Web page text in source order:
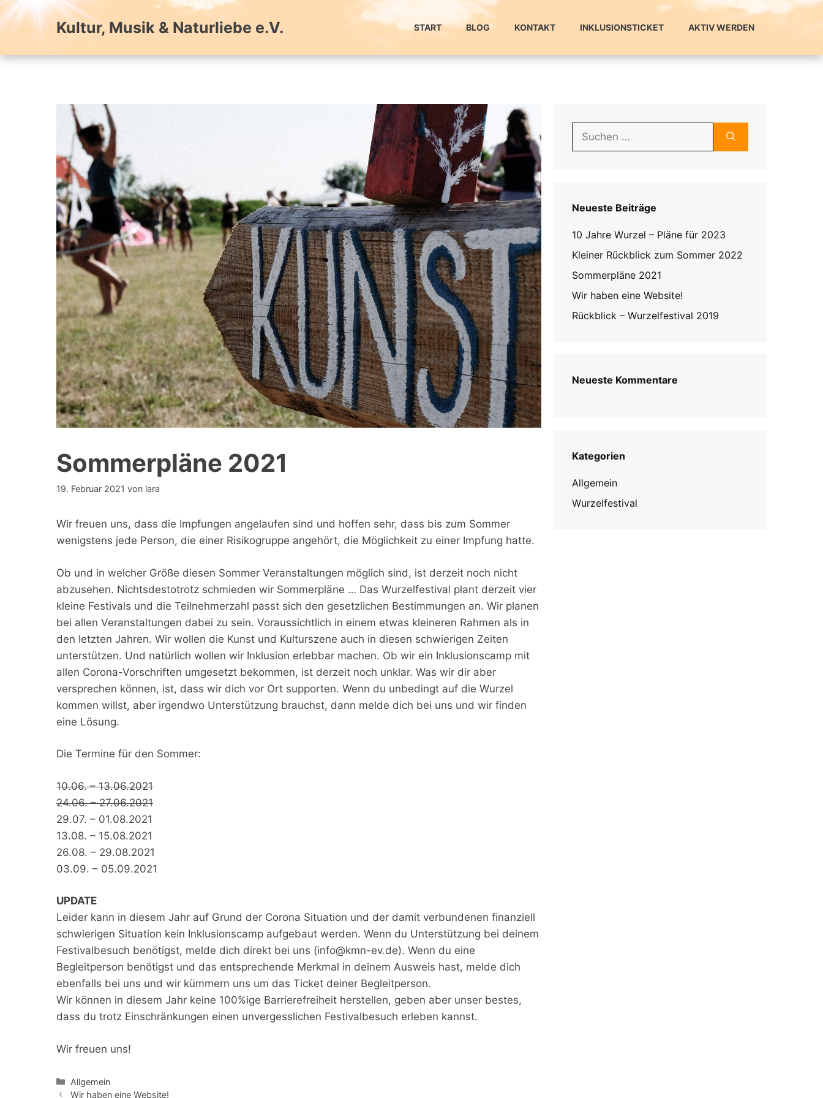
Zum
Inhalt
Kultur, Musik & Naturliebe e.V. START BLOG KONTAKT INKLUSIONSTICKET AKTIV WERDEN
Sommerpläne 2021
19. Februar 2021 von lara
Wir freuen uns, dass die Impfungen angelaufen sind und hoffen sehr, dass bis zum Sommer
wenigstens jede Person, die einer Risikogruppe angehört, die Möglichkeit zu einer Impfung hatte.
Ob und in welcher Größe diesen Sommer Veranstaltungen möglich sind, ist derzeit noch nicht
abzusehen. Nichtsdestotrotz schmieden wir Sommerpläne … Das Wurzelfestival plant derzeit vier
kleine Festivals und die Teilnehmerzahl passt sich den gesetzlichen Bestimmungen an. Wir planen
bei allen Veranstaltungen dabei zu sein. Voraussichtlich in einem etwas kleineren Rahmen als in
den letzten Jahren. Wir wollen die Kunst und Kulturszene auch in diesen schwierigen Zeiten
unterstützen. Und natürlich wollen wir Inklusion erlebbar machen. Ob wir ein Inklusionscamp mit
allen Corona-Vorschriften umgesetzt bekommen, ist derzeit noch unklar. Was wir dir aber
versprechen können, ist, dass wir dich vor Ort supporten. Wenn du unbedingt auf die Wurzel
kommen willst, aber irgendwo Unterstützung brauchst, dann melde dich bei uns und wir finden
eine Lösung.
Die Termine für den Sommer:
10.06. – 13.06.2021
24.06. – 27.06.2021
29.07. – 01.08.2021
13.08. – 15.08.2021
26.08. – 29.08.2021
03.09. – 05.09.2021
UPDATE
Leider kann in diesem Jahr auf Grund der Corona Situation und der damit verbundenen finanziell
schwierigen Situation kein Inklusionscamp aufgebaut werden. Wenn du Unterstützung bei deinem
Festivalbesuch benötigst, melde dich direkt bei uns (info@kmn-ev.de). Wenn du eine
Begleitperson benötigst und das entsprechende Merkmal in deinem Ausweis hast, melde dich
ebenfalls bei uns und wir kümmern uns um das Ticket deiner Begleitperson.
Wir können in diesem Jahr keine 100%ige Barrierefreiheit herstellen, geben aber unser bestes,
dass du trotz Einschränkungen einen unvergesslichen Festivalbesuch erleben kannst.
Wir freuen uns!
Kategorien
Allgemein
Wir haben eine Website!
Suchen
nach:
Neueste Beiträge
10 Jahre Wurzel – Pläne für 2023
Kleiner Rückblick zum Sommer 2022
Sommerpläne 2021
Wir haben eine Website!
Rückblick – Wurzelfestival 2019
Neueste Kommentare
Kategorien
Allgemein
Wurzelfestival